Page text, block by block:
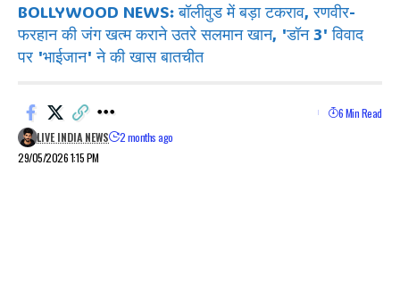
BOLLYWOOD NEWS: बॉलीवुड में बड़ा टकराव, रणवीर-
फरहान की जंग खत्म कराने उतरे सलमान खान, 'डॉन 3' विवाद
पर 'भाईजान' ने की खास बातचीत
29/05/2026 1:15 PM
LIVE INDIA NEWS 2 months ago
6 Min Read